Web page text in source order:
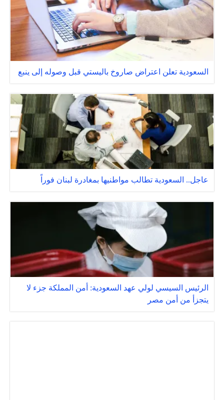
السعودية تعلن اعتراض صاروخ باليستي قبل وصوله إلى ينبع
عاجل.. السعودية تطالب مواطنيها بمغادرة لبنان فوراً
الرئيس السيسي لولي عهد السعودية: أمن المملكة جزء لا
يتجزأ من أمن مصر